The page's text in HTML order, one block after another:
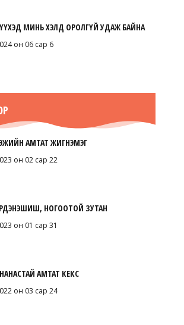
МИНЬ ХЭЛД ОРОЛГҮЙ УДАЖ БАЙНА
он 06 сар 6
АМТАТ ЖИГНЭМЭГ
он 02 сар 22
НОГООТОЙ ЗУТАН
он 01 сар 31
АМТАТ КЕКС
он 03 сар 24